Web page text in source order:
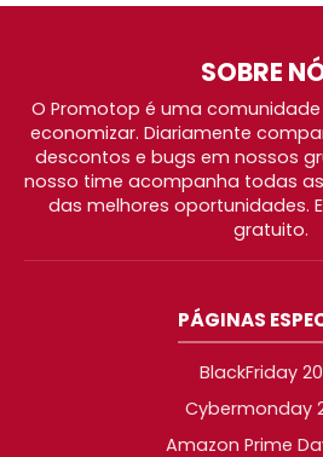
SOBRE
O Promotop é uma
economizar. Diariamente
descontos e bugs em nossos
nosso time acompanha todas
das melhores oportunidades.
gratuito.
PÁGINAS
BlackFriday
Cybermonday
Amazon Prime